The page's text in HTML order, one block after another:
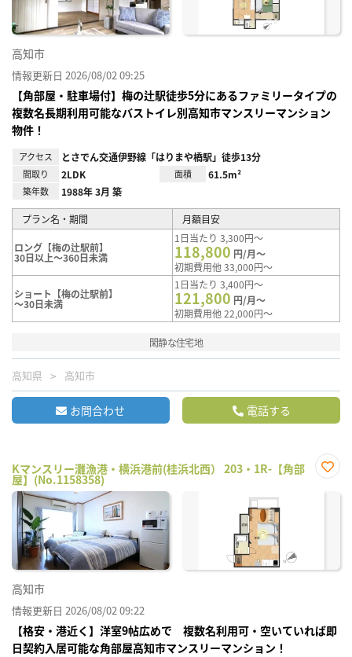
高知市
情報更新日 2026/08/02 09:25
【角部屋・駐車場付】梅の辻駅徒歩5分にあるファミリータイプの
複数名長期利用可能なバストイレ別高知市マンスリーマンション
物件！
アクセス とさでん交通伊野線「はりまや橋駅」徒歩13分
間取り 2LDK 面積 61.5m²
築年数 1988年 3月 築
プラン名・期間 月額目安
ロング【梅の辻駅前】
30日以上～360日未満
1日当たり 3,300円～
118,800 円/月～
初期費用他 33,000円～
ショート【梅の辻駅前】
～30日未満
1日当たり 3,400円～
121,800 円/月～
初期費用他 22,000円～
閑静な住宅地
高知県 高知市
お問合わせ 電話する
Kマンスリー灘漁港・横浜港前(桂浜北西） 203・1R-【角部
屋】(No.1158358)
に入
高知市
情報更新日 2026/08/02 09:22
【格安・港近く】洋室9帖広めで 複数名利用可・空いていれば即
日契約入居可能な角部屋高知市マンスリーマンション！